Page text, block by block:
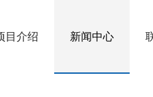
目介绍 新闻中心